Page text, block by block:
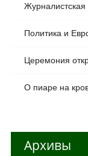
Журналистская
Политика и
Церемония
О пиаре на
Архивы